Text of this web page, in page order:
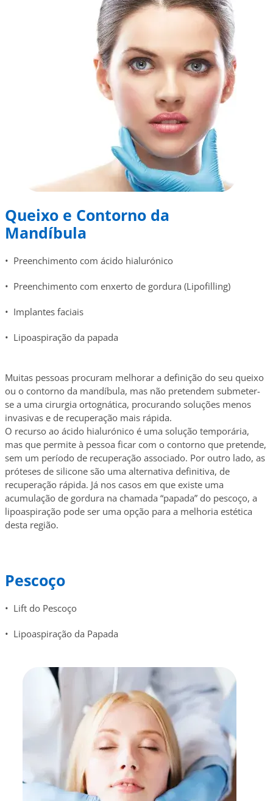
Queixo e Contorno da
Mandíbula
• Preenchimento com ácido hialurónico
• Preenchimento com enxerto de gordura (Lipofilling)
• Implantes faciais
• Lipoaspiração da papada
Muitas pessoas procuram melhorar a definição do seu queixo
ou o contorno da mandíbula, mas não pretendem submeter-
se a uma cirurgia ortognática, procurando soluções menos
invasivas e de recuperação mais rápida.
O recurso ao ácido hialurónico é uma solução temporária,
mas que permite à pessoa ficar com o contorno que pretende,
sem um período de recuperação associado. Por outro lado, as
próteses de silicone são uma alternativa definitiva, de
recuperação rápida. Já nos casos em que existe uma
acumulação de gordura na chamada “papada” do pescoço, a
lipoaspiração pode ser uma opção para a melhoria estética
desta região.
Pescoço
• Lift do Pescoço
• Lipoaspiração da Papada